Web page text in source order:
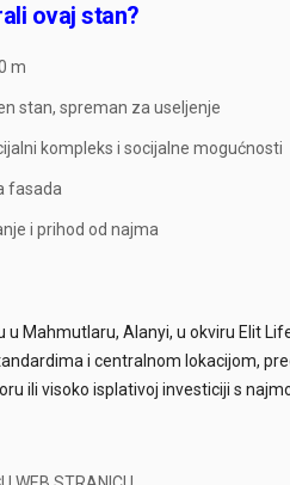
ovaj stan?
m
stan, spreman za useljenje
kompleks i socijalne mogućnosti
fasada
i prihod od najma
u Mahmutlaru, Alanyi, u okviru Elit
i centralnom lokacijom,
ili visoko isplativoj investiciji s